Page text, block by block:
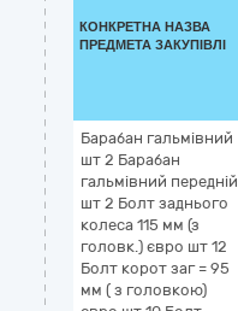
КОНКРЕТНА НАЗВА
ПРЕДМЕТА ЗАКУПІВЛІ
Барабан гальмівний
шт 2 Барабан
гальмівний передній
шт 2 Болт заднього
колеса 115 мм (з
головк.) євро шт 12
Болт корот заг = 95
мм ( з головкою)